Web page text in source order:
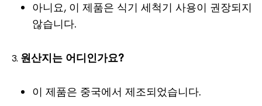
아니요, 이 제품은 식기 세척기 사용이 권장되지
않습니다.
원산지는 어디인가요?
이 제품은 중국에서 제조되었습니다.